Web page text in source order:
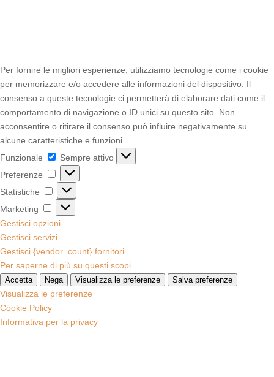
Per fornire le migliori esperienze, utilizziamo tecnologie come i cookie
per memorizzare e/o accedere alle informazioni del dispositivo. Il
consenso a queste tecnologie ci permetterà di elaborare dati come il
comportamento di navigazione o ID unici su questo sito. Non
acconsentire o ritirare il consenso può influire negativamente su
alcune caratteristiche e funzioni.
Funzionale
Funzionale
Sempre attivo
Preferenze
Preferenze
Statistiche Statistiche
Marketing
Marketing
Gestisci opzioni
Gestisci servizi
Gestisci {vendor_count} fornitori
Per saperne di più su questi scopi
Accetta Nega Visualizza le preferenze Salva preferenze
Visualizza le preferenze
Cookie Policy
Informativa per la privacy